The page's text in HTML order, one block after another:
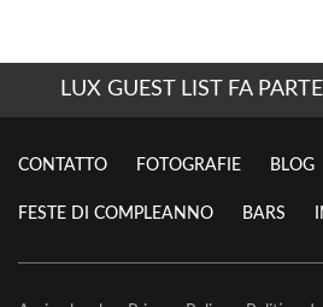
LUX GUEST LIST FA
CONTATTO FOTOGRAFIE BLOG
FESTE DI COMPLEANNO BARS